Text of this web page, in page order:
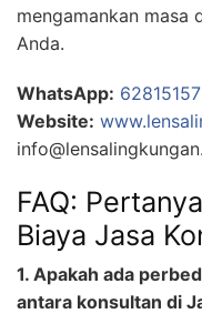
mengamankan masa
Anda.
WhatsApp:
Website:
FAQ:
Biaya Jasa
1. Apakah ada
antara konsultan di